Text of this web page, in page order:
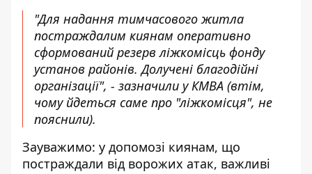
"Для надання тимчасового житла
постраждалим киянам оперативно
сформований резерв ліжкомісць фонду
установ районів. Долучені благодійні
організації", - зазначили у КМВА (втім,
чому йдеться саме про "ліжкомісця", не
пояснили).
Зауважимо: у допомозі киянам, що
постраждали від ворожих атак, важливі